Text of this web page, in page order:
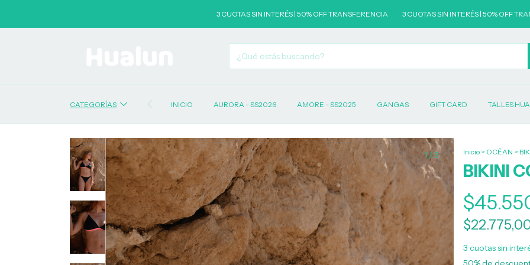
3 CUOTAS SIN INTERÉS | 50% OFF TRANSFERENCIA 3 CUOTAS SIN INTERÉS | 50% OFF
CATEGORÍAS INICIO AURORA - SS2026 AMORE - SS2025 GANGAS GIFT CARD TALLES
1/3 Inicio > OCÉAN >
BIKINI
3 cuotas sin